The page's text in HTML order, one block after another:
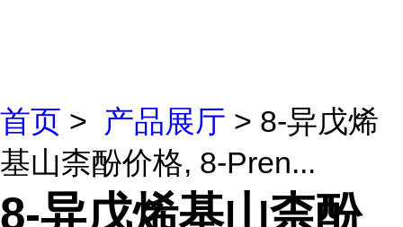
首页 > 产品展厅 > 8-异戊烯
基山柰酚价格, 8-Pren...
8-异戊烯基山柰酚